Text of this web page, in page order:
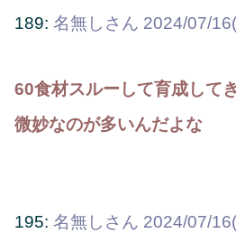
189: 名無しさん 2024/07/
60食材スルーして育成して
微妙なのが多いんだよな
195: 名無しさん 2024/07/